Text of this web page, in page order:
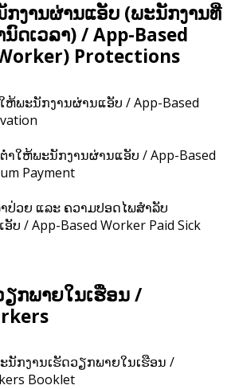
ງານຜ່ານແອັບ (ພະນັກງານທີ່
ດເວລາ) / App-Based
Protections
ຫ້ພະນັກງານຜ່ານແອັບ / App-Based
ຳໃຫ້ພະນັກງານຜ່ານແອັບ / App-Based
Payment
ປ່ວຍ ແລະ ຄວາມປອດໄພສຳລັບ
ບ / App-Based Worker Paid Sick
ກພາຍໃນເຮືອນ /
ກງານເຮັດວຽກພາຍໃນເຮືອນ /
Booklet